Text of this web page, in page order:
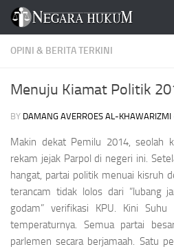
Skip to content
OPINI & BERITA TERKINI
Menuju Kiamat Politik
BY DAMANG AVERROES AL-KHAWARIZMI
Makin dekat Pemilu 2014, seolah
rekam jejak Parpol di negeri ini.
hangat, partai politik menuai kisruh
terancam tidak lolos dari “lubang
godam” verifikasi KPU. Kini
temperaturnya. Semua partai
parlemen secara berjamaah. Satu